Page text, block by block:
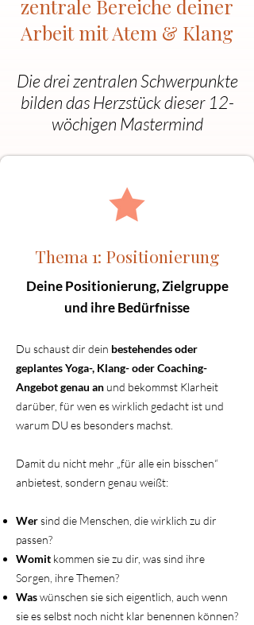
zentrale Bereiche deiner
Arbeit mit Atem & Klang
Die drei zentralen Schwerpunkte
bilden das Herzstück dieser 12-
wöchigen Mastermind
Thema 1: Positionierung
Deine Positionierung, Zielgruppe
und ihre Bedürfnisse
Du schaust dir dein bestehendes oder
geplantes Yoga-, Klang- oder Coaching-
Angebot genau an und bekommst Klarheit
darüber, für wen es wirklich gedacht ist und
warum DU es besonders machst.
Damit du nicht mehr „für alle ein bisschen“
anbietest, sondern genau weißt:
Wersind die Menschen, die wirklich zu dir
passen?
Womit kommen sie zu dir, was sind ihre
Sorgen, ihre Themen?
Waswünschen sie sich eigentlich, auch wenn
sie es selbst noch nicht klar benennen können?